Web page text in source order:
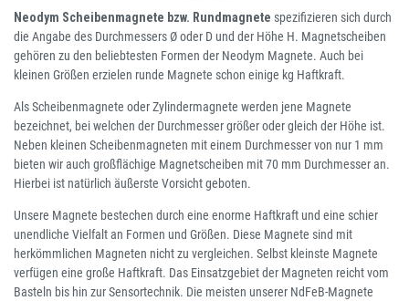
Neodym Scheibenmagnete bzw. Rundmagnete spezifizieren sich durch
die Angabe des Durchmessers Ø oder D und der Höhe H. Magnetscheiben
gehören zu den beliebtesten Formen der Neodym Magnete. Auch bei
kleinen Größen erzielen runde Magnete schon einige kg Haftkraft.
Als Scheibenmagnete oder Zylindermagnete werden jene Magnete
bezeichnet, bei welchen der Durchmesser größer oder gleich der Höhe ist.
Neben kleinen Scheibenmagneten mit einem Durchmesser von nur 1 mm
bieten wir auch großflächige Magnetscheiben mit 70 mm Durchmesser an.
Hierbei ist natürlich äußerste Vorsicht geboten.
Unsere Magnete bestechen durch eine enorme Haftkraft und eine schier
unendliche Vielfalt an Formen und Größen. Diese Magnete sind mit
herkömmlichen Magneten nicht zu vergleichen. Selbst kleinste Magnete
verfügen eine große Haftkraft. Das Einsatzgebiet der Magneten reicht vom
Basteln bis hin zur Sensortechnik. Die meisten unserer NdFeB-Magnete